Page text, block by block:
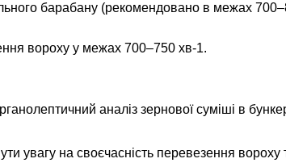
барабану (рекомендовано в межах
вороху у межах 700–750 хв-1.
аналіз зернової суміші в
увагу на своєчасність перевезення